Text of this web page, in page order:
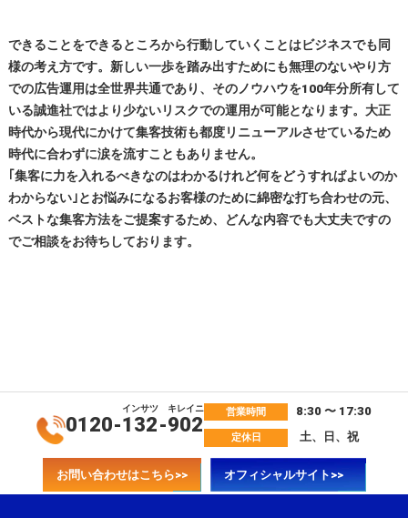
できることをできるところから行動していくことはビジネスでも同
様の考え方です。新しい一歩を踏み出すためにも無理のないやり方
での広告運用は全世界共通であり、そのノウハウを100年分所有して
いる誠進社ではより少ないリスクでの運用が可能となります。大正
時代から現代にかけて集客技術も都度リニューアルさせているため
時代に合わずに涙を流すこともありません。
｢集客に力を入れるべきなのはわかるけれど何をどうすればよいのか
わからない｣とお悩みになるお客様のために綿密な打ち合わせの元、
ベストな集客方法をご提案するため、どんな内容でも大丈夫ですの
でご相談をお待ちしております。
0120-132
インサツ
-902
キレイニ 営業時間 8:30 〜 17:30
定休日 土、日、祝
お問い合わせはこちら>> オフィシャルサイト>>